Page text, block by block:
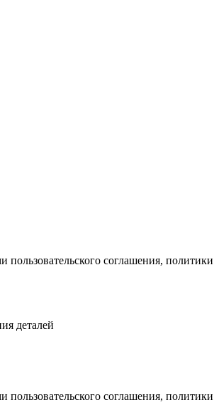
пользовательского соглашения,
деталей
пользовательского соглашения,